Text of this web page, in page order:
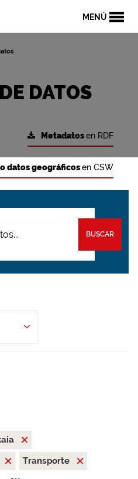
MENÚ
DATOS
Metadatosen RDF
datos geográficosen CSW
BUSCAR
Transporte